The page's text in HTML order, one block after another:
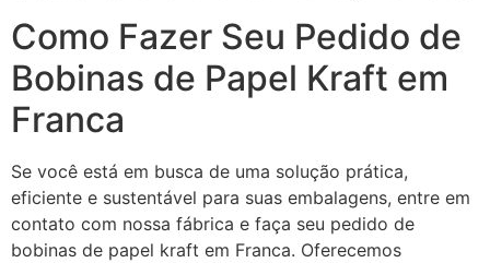
Como Fazer Seu Pedido de
Bobinas de Papel Kraft em
Franca
Se você está em busca de uma solução prática,
eficiente e sustentável para suas embalagens, entre em
contato com nossa fábrica e faça seu pedido de
bobinas de papel kraft em Franca. Oferecemos